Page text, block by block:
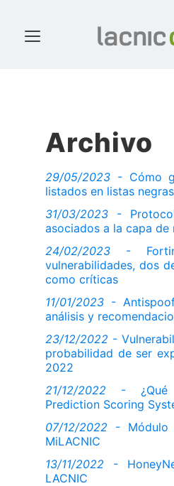
Archivo
29/05/2023 - Cómo
listados en listas negras
31/03/2023 -
asociados a la capa de
24/02/2023 -
vulnerabilidades, dos
como críticas
11/01/2023 -
análisis y
23/12/2022 -
probabilidad de ser
2022
21/12/2022 - ¿Qué
Prediction Scoring
07/12/2022 - Módulo
MiLACNIC
13/11/2022 -
LACNIC